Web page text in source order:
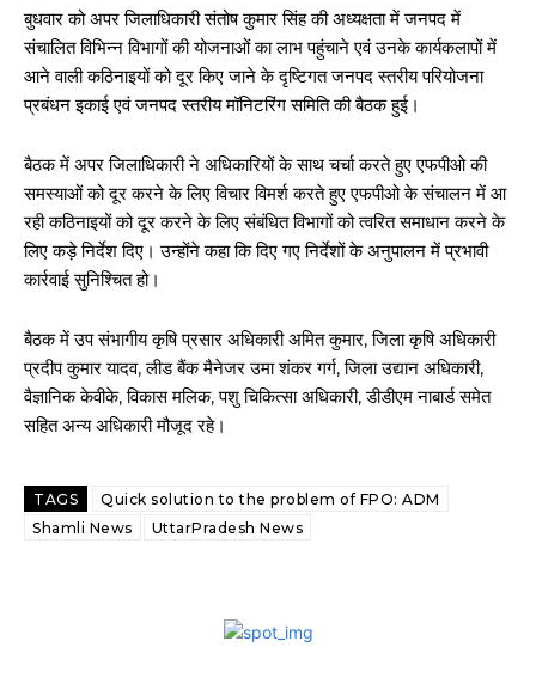
बुधवार को अपर जिलाधिकारी संतोष कुमार सिंह की अध्यक्षता में जनपद में
संचालित विभिन्न विभागों की योजनाओं का लाभ पहुंचाने एवं उनके कार्यकलापों में
आने वाली कठिनाइयों को दूर किए जाने के दृष्टिगत जनपद स्तरीय परियोजना
प्रबंधन इकाई एवं जनपद स्तरीय मॉनिटरिंग समिति की बैठक हुई।
बैठक में अपर जिलाधिकारी ने अधिकारियों के साथ चर्चा करते हुए एफपीओ की
समस्याओं को दूर करने के लिए विचार विमर्श करते हुए एफपीओ के संचालन में आ
रही कठिनाइयों को दूर करने के लिए संबंधित विभागों को त्वरित समाधान करने के
लिए कड़े निर्देश दिए। उन्होंने कहा कि दिए गए निर्देशों के अनुपालन में प्रभावी
कार्रवाई सुनिश्चित हो।
बैठक में उप संभागीय कृषि प्रसार अधिकारी अमित कुमार, जिला कृषि अधिकारी
प्रदीप कुमार यादव, लीड बैंक मैनेजर उमा शंकर गर्ग, जिला उद्यान अधिकारी,
वैज्ञानिक केवीके, विकास मलिक, पशु चिकित्सा अधिकारी, डीडीएम नाबार्ड समेत
सहित अन्य अधिकारी मौजूद रहे।
TAGS
Quick solution to the problem of FPO: ADM
Shamli News
UttarPradesh News